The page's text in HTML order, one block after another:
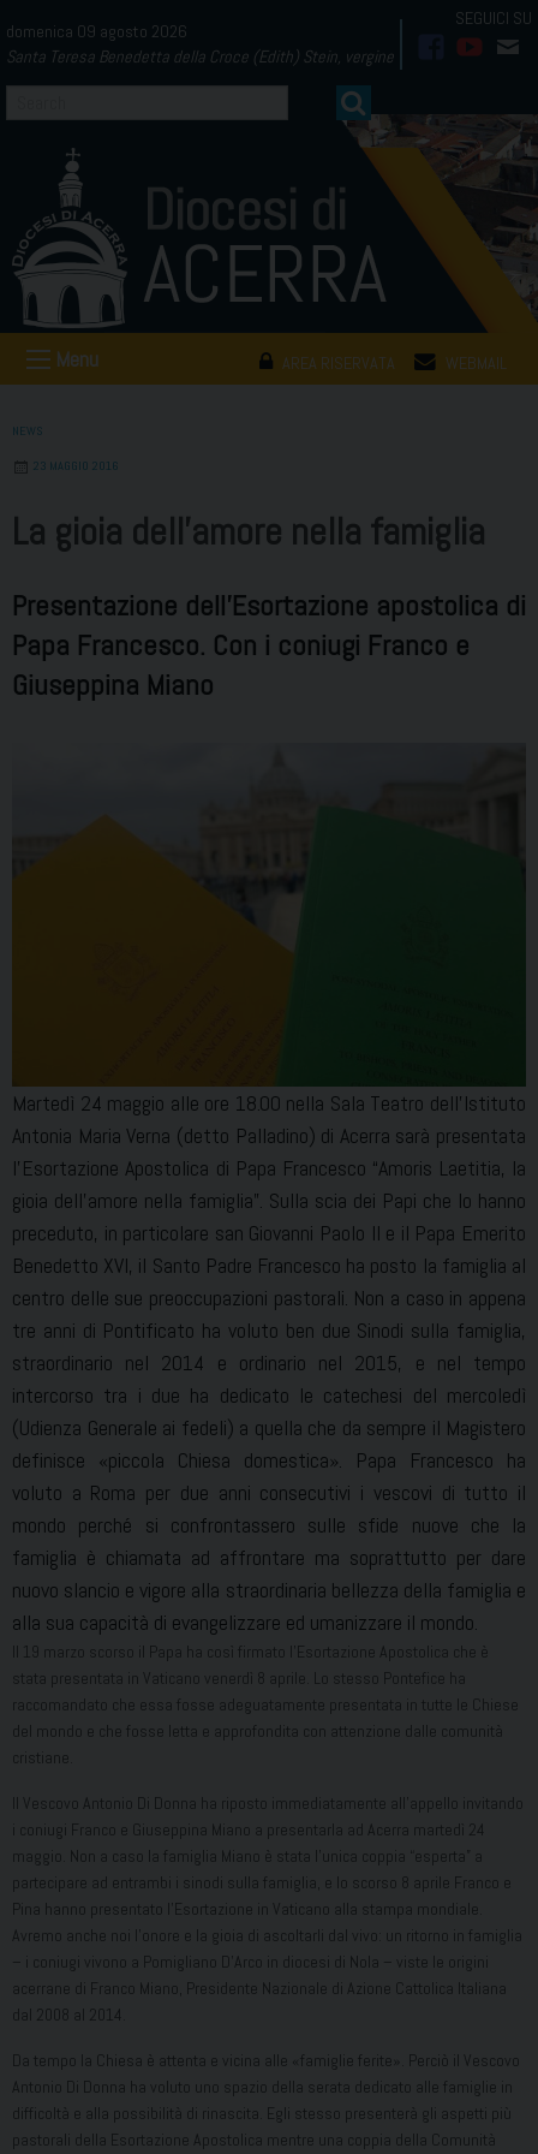
to
content
domenica 09 agosto 2026
Santa Teresa Benedetta della Croce (Edith) Stein, vergine
AREA RISERVATA WEBMAIL
Menu
NEWS
23 MAGGIO 2016
La gioia dell’amore nella famiglia
Presentazione dell'Esortazione apostolica di
Papa Francesco. Con i coniugi Franco e
Giuseppina Miano
Martedì 24 maggio alle ore 18.00 nella Sala Teatro dell’Istituto
Antonia Maria Verna (detto Palladino) di Acerra sarà presentata
l’Esortazione Apostolica di Papa Francesco “Amoris Laetitia, la
gioia dell’amore nella famiglia”. Sulla scia dei Papi che lo hanno
preceduto, in particolare san Giovanni Paolo II e il Papa Emerito
Benedetto XVI, il Santo Padre Francesco ha posto la famiglia al
centro delle sue preoccupazioni pastorali. Non a caso in appena
tre anni di Pontificato ha voluto ben due Sinodi sulla famiglia,
straordinario nel 2014 e ordinario nel 2015, e nel tempo
intercorso tra i due ha dedicato le catechesi del mercoledì
(Udienza Generale ai fedeli) a quella che da sempre il Magistero
definisce «piccola Chiesa domestica». Papa Francesco ha
voluto a Roma per due anni consecutivi i vescovi di tutto il
mondo perché si confrontassero sulle sfide nuove che la
famiglia è chiamata ad affrontare ma soprattutto per dare
nuovo slancio e vigore alla straordinaria bellezza della famiglia e
alla sua capacità di evangelizzare ed umanizzare il mondo.
Il 19 marzo scorso il Papa ha così firmato l’Esortazione Apostolica che è
stata presentata in Vaticano venerdì 8 aprile. Lo stesso Pontefice ha
raccomandato che essa fosse adeguatamente presentata in tutte le Chiese
del mondo e che fosse letta e approfondita con attenzione dalle comunità
cristiane.
Il Vescovo Antonio Di Donna ha riposto immediatamente all’appello invitando
i coniugi Franco e Giuseppina Miano a presentarla ad Acerra martedì 24
maggio. Non a caso la famiglia Miano è stata l’unica coppia “esperta” a
partecipare ad entrambi i sinodi sulla famiglia, e lo scorso 8 aprile Franco e
Pina hanno presentato l’Esortazione in Vaticano alla stampa mondiale.
Avremo anche noi l’onore e la gioia di ascoltarli dal vivo: un ritorno in famiglia
– i coniugi vivono a Pomigliano D’Arco in diocesi di Nola – viste le origini
acerrane di Franco Miano, Presidente Nazionale di Azione Cattolica Italiana
dal 2008 al 2014.
Da tempo la Chiesa è attenta e vicina alle «famiglie ferite». Perciò il Vescovo
Antonio Di Donna ha voluto uno spazio della serata dedicato alle famiglie in
difficoltà e alla possibilità di rinascita. Egli stesso presenterà gli aspetti più
pastorali della Esortazione Apostolica mentre una coppia della Comunità